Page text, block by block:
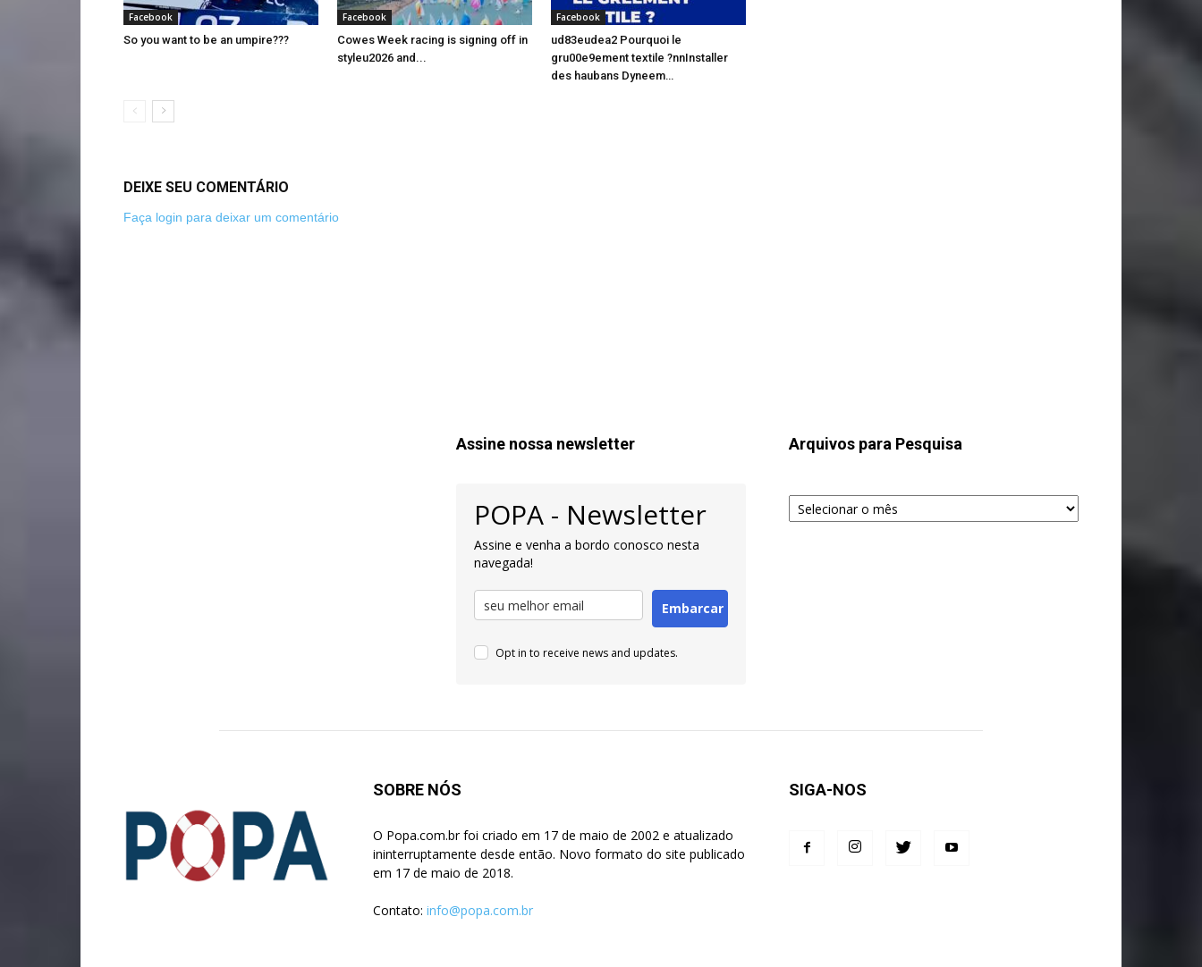
Facebook
So you want to be an umpire???
Facebook
Cowes Week racing is signing off in
styleu2026 and...
Facebook
ud83eudea2 Pourquoi le
gru00e9ement textile ?nnInstaller
des haubans Dyneem…
DEIXE SEU COMENTÁRIO
Faça login para deixar um comentário
Assine nossa newsletter
POPA - Newsletter
Assine e venha a bordo conosco nesta
navegada!
Embarcar
Opt in to receive news and updates.
Arquivos para Pesquisa
Arquivos
para
SOBRE NÓS
O Popa.com.br foi criado em 17 de maio de 2002 e atualizado
ininterruptamente desde então. Novo formato do site publicado
em 17 de maio de 2018.
Contato: info@popa.com.br
SIGA-NOS